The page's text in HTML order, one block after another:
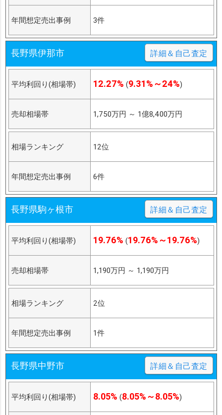
年間想定売出事例 3件
長野県伊那市 詳細＆自己査定
平均利回り(相場帯) 12.27% (9.31%～24%)
売却相場帯 1,750万円 ～ 1億8,400万円
相場ランキング 12位
年間想定売出事例 6件
長野県駒ヶ根市 詳細＆自己査定
平均利回り(相場帯) 19.76% (19.76%～19.76%)
売却相場帯 1,190万円 ～ 1,190万円
相場ランキング 2位
年間想定売出事例 1件
長野県中野市 詳細＆自己査定
平均利回り(相場帯) 8.05% (8.05%～8.05%)